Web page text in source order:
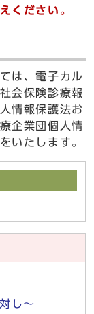
ください。
は、電子カル
会保険診療報
情報保護法お
企業団個人情
いたします。
し～